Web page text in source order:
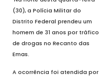
(30), a Polícia Militar do
Distrito Federal prendeu um
homem de 31 anos por tráfico
de drogas no Recanto das
Emas.
A ocorrência foi atendida por